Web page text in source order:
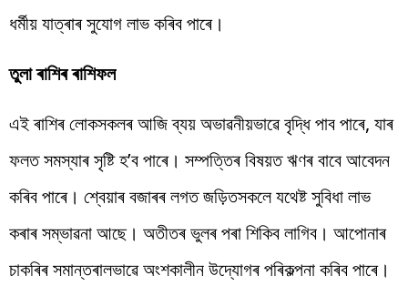
ধৰ্মীয় যাত্ৰাৰ সুযোগ লাভ কৰিব পাৰে।
তুলা ৰাশিৰ ৰাশিফল
এই ৰাশিৰ লোকসকলৰ আজি ব্যয় অভাৱনীয়ভাৱে বৃদ্ধি পাব পাৰে, যাৰ
ফলত সমস্যাৰ সৃষ্টি হ’ব পাৰে। সম্পত্তিৰ বিষয়ত ঋণৰ বাবে আবেদন
কৰিব পাৰে। শ্বেয়াৰ বজাৰৰ লগত জড়িতসকলে যথেষ্ট সুবিধা লাভ
কৰাৰ সম্ভাৱনা আছে। অতীতৰ ভুলৰ পৰা শিকিব লাগিব। আপোনাৰ
চাকৰিৰ সমান্তৰালভাৱে অংশকালীন উদ্যোগৰ পৰিকল্পনা কৰিব পাৰে।